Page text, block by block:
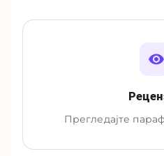
Прегледајте